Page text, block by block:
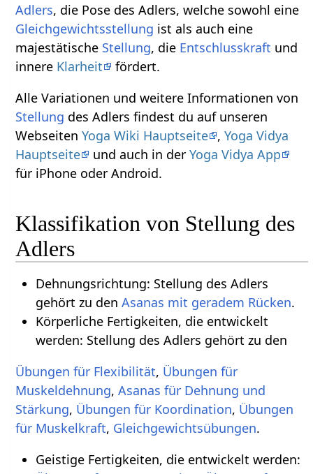
Adlers, die Pose des Adlers, welche sowohl eine
Gleichgewichtsstellung ist als auch eine
majestätische Stellung, die Entschlusskraft und
innere Klarheit
fördert.
Alle Variationen und weitere Informationen von
Stellung des Adlers findest du auf unseren
WebseitenYoga Wiki Hauptseite ,Yoga Vidya
Hauptseite
und auch in derYoga Vidya App
für iPhone oder Android.
Klassifikation von Stellung des
Adlers
Dehnungsrichtung: Stellung des Adlers
gehört zu den Asanas mit geradem Rücken.
Körperliche Fertigkeiten, die entwickelt
werden: Stellung des Adlers gehört zu den
Übungen für Flexibilität, Übungen für
Muskeldehnung,Asanas für Dehnung und
Stärkung, Übungen für Koordination, Übungen
für Muskelkraft,
.
Geistige Fertigkeiten, die entwickelt werden: